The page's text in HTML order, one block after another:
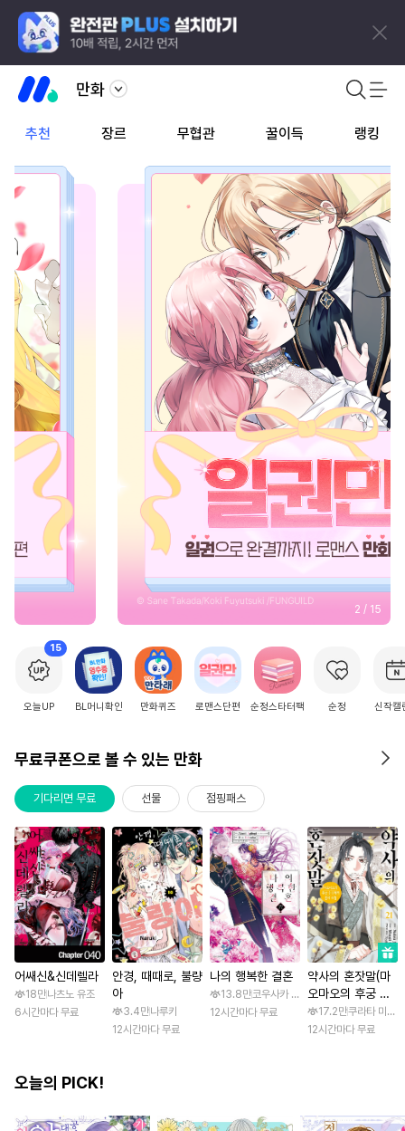
만화
추천 장르 무협관 꿀이득 랭킹
2 / 15
15
오늘UP BL머니확인 만화퀴즈 로맨스단편 순정스타터팩 순정 신작캘
무료쿠폰으로 볼 수 있는 만화
기다리면 무료 선물 점핑패스
어쌔신&신데렐라
18만나츠노 유조
6시간마다 무료
안경, 때때로, 불량
아
3.4만나루키
12시간마다 무료
나의 행복한 결혼
13.8만코우사카 리토 / 아기토기 아쿠미
12시간마다 무료
약사의 혼잣말(마
오마오의 후궁 수
수께끼 풀이수첩)
17.2만쿠라타 미노
12시간마다 무료
오늘의 PICK!